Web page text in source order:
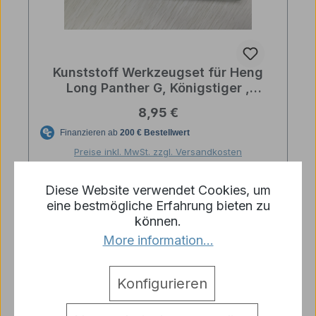
Kunststoff Werkzeugset für Heng
Long Panther G, Königstiger ,
Regulärer Preis:
8,95 €
Preise inkl. MwSt. zzgl. Versandkosten
Details
Diese Website verwendet Cookies, um
eine bestmögliche Erfahrung bieten zu
können.
More information...
Konfigurieren